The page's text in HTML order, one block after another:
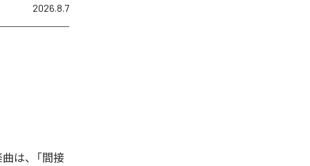
2026.8.7
は、「間接